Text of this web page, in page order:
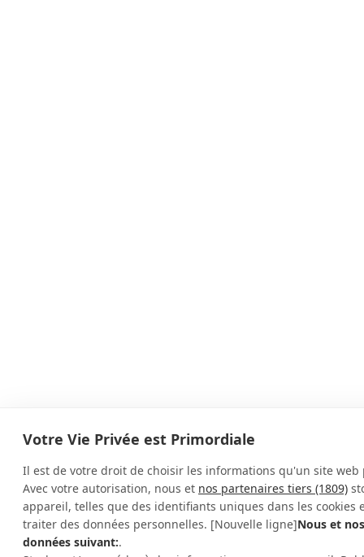
Votre Vie Privée est Primordiale
Il est de votre droit de choisir les informations qu'un site
Avec votre autorisation, nous et nos partenaires tiers (1809)
appareil, telles que des identifiants uniques dans les
traiter des données personnelles. [Nouvelle ligne]Nous et
données suivant:.